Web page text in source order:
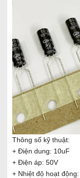
Thông số kỹ thuật:
+ Điện dung: 10uF
+ Điện áp: 50V
+ Nhiệt độ hoạt